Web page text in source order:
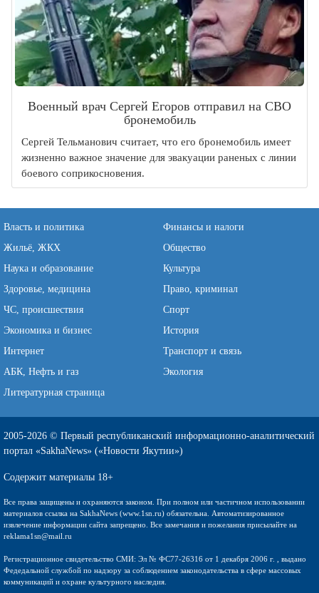
Военный врач Сергей Егоров отправил на СВО
бронемобиль
Сергей Тельманович считает, что его бронемобиль имеет
жизненно важное значение для эвакуации раненых с линии
боевого соприкосновения.
Власть и политика
Финансы и налоги
Жильё, ЖКХ
Общество
Наука и образование
Культура
Здоровье, медицина
Право, криминал
ЧС, происшествия
Спорт
Экономика и бизнес
История
Интернет
Транспорт и связь
АБК, Нефть и газ
Экология
Литературная страница
2005-2026 © Первый республиканский информационно-аналитический
портал «SakhaNews» («Новости Якутии»)
Содержит материалы 18+
Все права защищены и охраняются законом. При полном или частичном использовании
материалов ссылка на SakhaNews (www.1sn.ru) обязательна. Автоматизированное
извлечение информации сайта запрещено. Все замечания и пожелания присылайте на
reklama1sn@mail.ru
Регистрационное свидетельство СМИ: Эл № ФС77-26316 от 1 декабря 2006 г. , выдано
Федедальной службой по надзору за соблюдением законодательства в сфере массовых
коммуникаций и охране культурного наследия.